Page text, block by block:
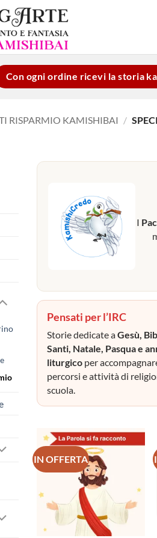
Con ogni ordine ricevi la storia
RISPARMIO KAMISHIBAI /
I
Pensati per l’IRC
Storie dedicate aGesù,
Santi, Natale, Pasqua e
liturgico per
percorsi e attività di
scuola.
IN OFFERTA